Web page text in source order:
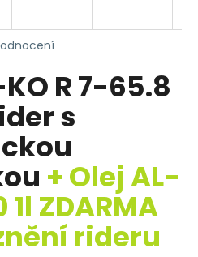
R 7-65.8
s
+ Olej AL-
ZDARMA
rideru
A